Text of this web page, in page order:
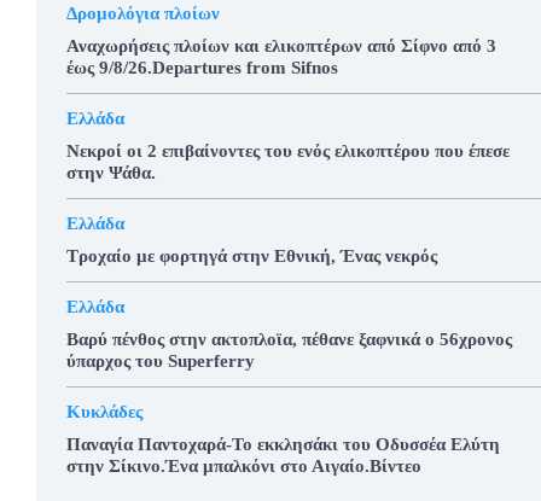
Δρομολόγια πλοίων
Αναχωρήσεις πλοίων και ελικοπτέρων από Σίφνο από 3
έως 9/8/26.Departures from Sifnos
Ελλάδα
Νεκροί οι 2 επιβαίνοντες του ενός ελικοπτέρου που έπεσε
στην Ψάθα.
Ελλάδα
Τροχαίο με φορτηγά στην Εθνική, Ένας νεκρός
Ελλάδα
Βαρύ πένθος στην ακτοπλοϊα, πέθανε ξαφνικά ο 56χρονος
ύπαρχος του Superferry
Κυκλάδες
Παναγία Παντοχαρά-Το εκκλησάκι του Οδυσσέα Ελύτη
στην Σίκινο.Ένα μπαλκόνι στο Αιγαίο.Βίντεο